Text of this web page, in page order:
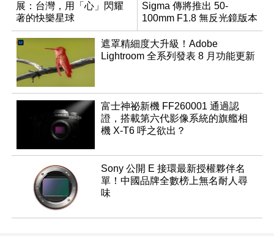
展：台灣，用「心」閃耀
著的快樂星球
Sigma 傳將推出 50-
100mm F1.8 無反光鏡版本
遮罩精細度大升級！Adobe
Lightroom 全系列發表 8 月功能更新
富士神祕新機 FF260001 通過認
證，搭載第六代影像系統的旗艦相
機 X-T6 呼之欲出？
Sony 公開 E 接環最新授權夥伴名
單！中國品牌全數榜上無名耐人尋
味